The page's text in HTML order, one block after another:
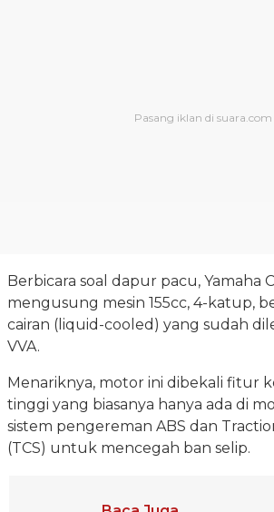
Berbicara soal dapur pacu, Yamaha
mengusung mesin 155cc, 4-katup,
cairan (liquid-cooled) yang sudah
VVA.
Menariknya, motor ini dibekali fitur
tinggi yang biasanya hanya ada di
sistem pengereman ABS dan
(TCS) untuk mencegah ban selip.